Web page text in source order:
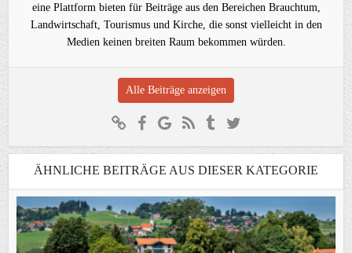
eine Plattform bieten für Beiträge aus den Bereichen Brauchtum,
Landwirtschaft, Tourismus und Kirche, die sonst vielleicht in den
Medien keinen breiten Raum bekommen würden.
Alle Beiträge anzeigen
ÄHNLICHE BEITRÄGE AUS DIESER KATEGORIE